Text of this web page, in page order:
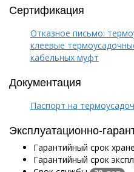
Сертификация
Отказное письмо:
клеевые
кабельных муфт
Документация
Паспорт на
Эксплуатационно-
Гарантийный срок
Гарантийный срок